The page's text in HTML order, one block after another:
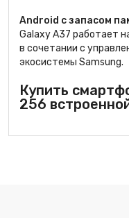
Android с запасом
Galaxy A37 работает
в сочетании с
экосистемы Samsung.
Купить
256